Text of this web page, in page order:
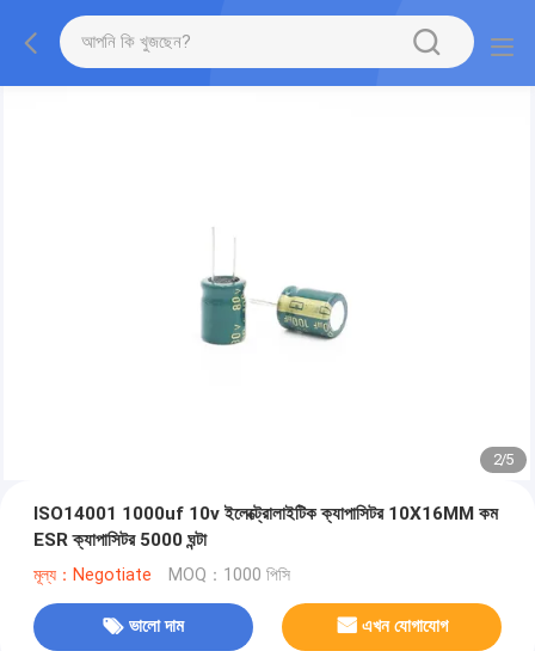
2/5
ISO14001 1000uf 10v ইলেক্ট্রোলাইটিক ক্যাপাসিটর 10X16MM কম
ESR ক্যাপাসিটর 5000 ঘন্টা
মূল্য：Negotiate MOQ：1000 পিসি
ভালো দাম এখন যোগাযোগ